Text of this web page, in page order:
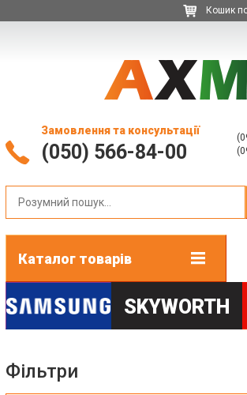
Кошик
Замовлення та консультації
(050) 566-84-00
Каталог товарів
SKYWORTH
Фільтри